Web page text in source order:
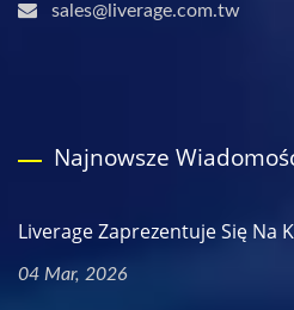
sales@liverage.com.tw
Najnowsze
Liverage Zaprezentuje Się Na
04 Mar, 2026